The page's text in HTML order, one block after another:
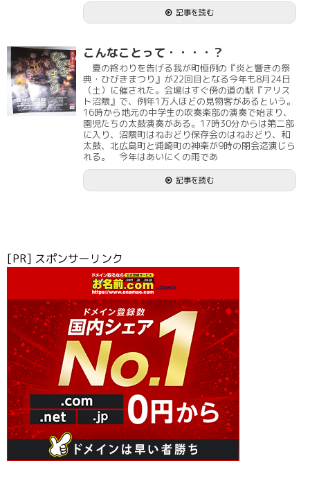
記事を読む
こんなことって・・・・？
夏の終わりを告げる我が町恒例の『炎と響きの祭
典・ひびきまつり』が22回目となる今年も8月24日
（土）に催された。会場はすぐ傍の道の駅『アリス
ト沼隈』で、例年1万人ほどの見物客があるという。
16時から地元の中学生の吹奏楽部の演奏で始まり、
園児たちの太鼓演奏がある。17時30分からは第二部
に入り、沼隈町はねおどり保存会のはねおどり、和
太鼓、北広島町と浦崎町の神楽が9時の閉会迄演じら
れる。 今年はあいにくの雨であ
記事を読む
[PR] スポンサーリンク